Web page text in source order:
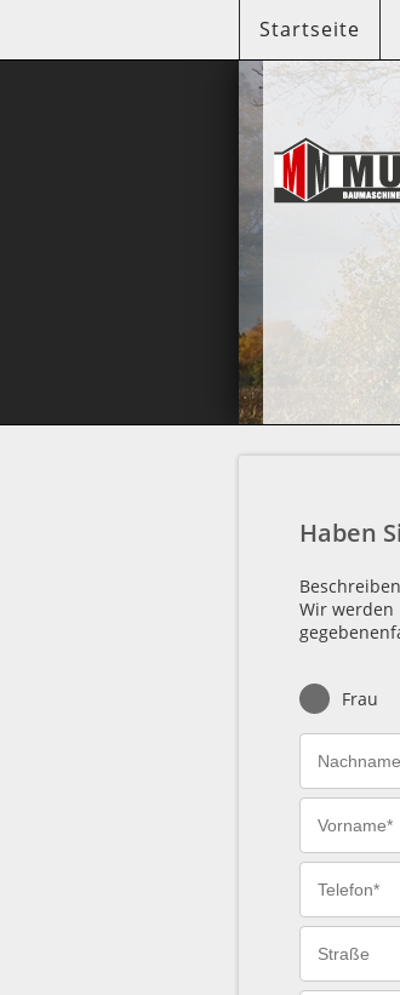
Startseite
https://
Haben
Wir werden
Frau